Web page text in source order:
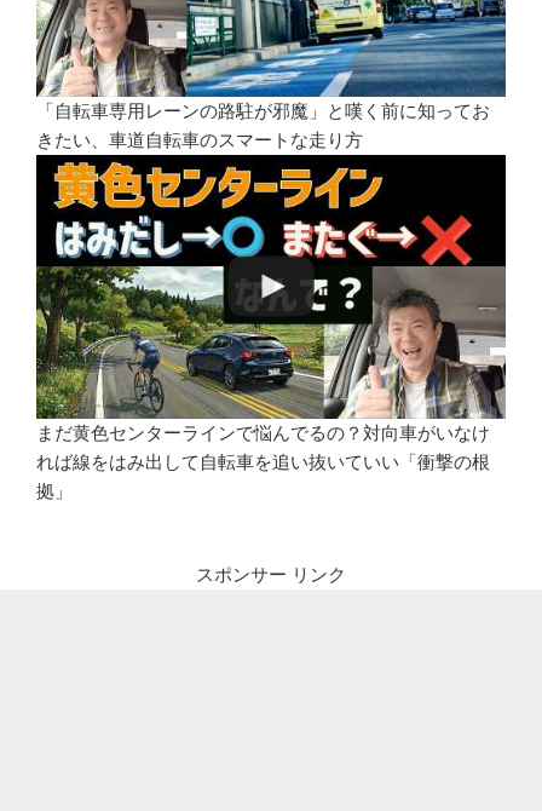
「自転車専用レーンの路駐が邪魔」と嘆く前に知ってお
きたい、車道自転車のスマートな走り方
まだ黄色センターラインで悩んでるの？対向車がいなけ
れば線をはみ出して自転車を追い抜いていい「衝撃の根
拠」
スポンサー リンク